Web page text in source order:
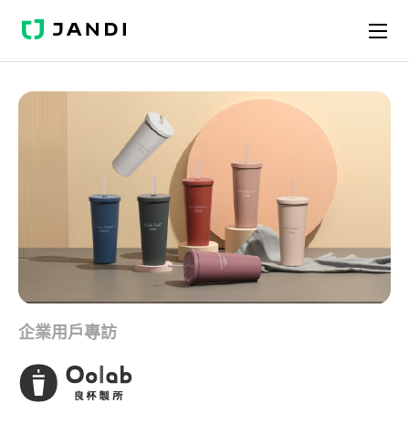
J
N
I
企業用戶專訪